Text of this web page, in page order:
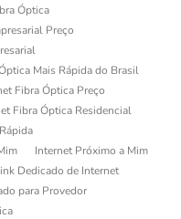
Óptica
Preço
Mais Rápida do Brasil
Fibra Óptica Preço
Fibra Óptica Residencial
Internet Próximo a Mim
Dedicado de Internet
para Provedor